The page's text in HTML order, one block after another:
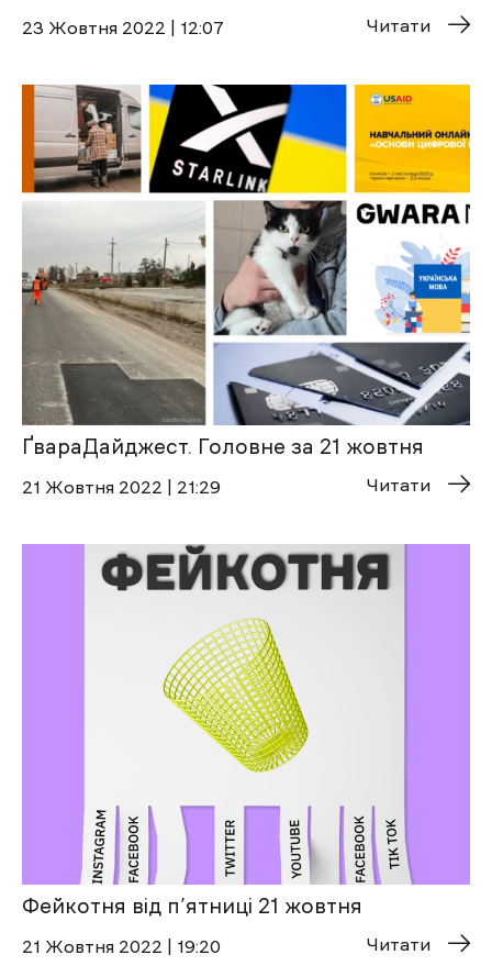
23 Жовтня 2022 | 12:07 Читати
ҐвараДайджест. Головне за 21 жовтня
21 Жовтня 2022 | 21:29 Читати
Фейкотня від п’ятниці 21 жовтня
21 Жовтня 2022 | 19:20 Читати